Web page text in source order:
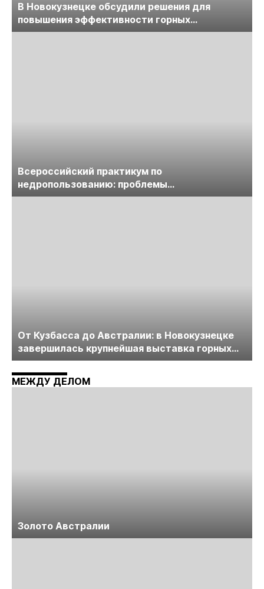
В Новокузнецке обсудили решения для
повышения эффективности горных
предприятий
Всероссийский практикум по
недропользованию: проблемы
лицензирования, цифровизации, экспертизы
От Кузбасса до Австралии: в Новокузнецке
завершилась крупнейшая выставка горных
технологий «Недра России. Уголь России и
Майнинг»
МЕЖДУ ДЕЛОМ
Золото Австралии